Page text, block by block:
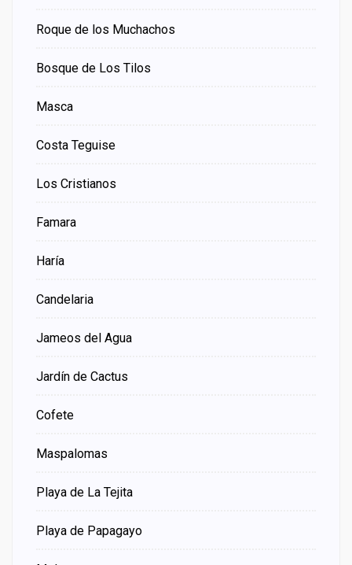
Roque de los Muchachos
Bosque de Los Tilos
Masca
Costa Teguise
Los Cristianos
Famara
Haría
Candelaria
Jameos del Agua
Jardín de Cactus
Cofete
Maspalomas
Playa de La Tejita
Playa de Papagayo